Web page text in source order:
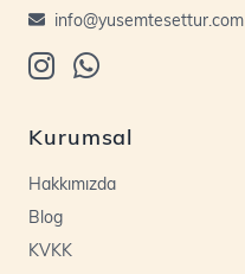
info@yusemtesettur.com
Kurumsal
Hakkımızda
Blog
KVKK